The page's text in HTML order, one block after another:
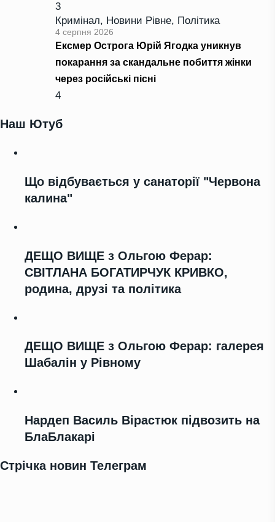
3
Кримінал, Новини Рівне, Політика
4 серпня 2026
Ексмер Острога Юрій Ягодка уникнув
покарання за скандальне побиття жінки
через російські пісні
4
Наш Ютуб
Що відбувається у санаторії "Червона
калина"
ДЕЩО ВИЩЕ з Ольгою Ферар:
СВІТЛАНА БОГАТИРЧУК КРИВКО,
родина, друзі та політика
ДЕЩО ВИЩЕ з Ольгою Ферар: галерея
Шабалін у Рівному
Нардеп Василь Вірастюк підвозить на
БлаБлакарі
Стрічка новин Телеграм